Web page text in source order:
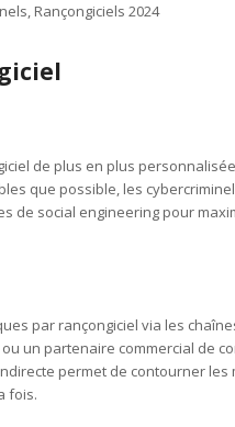
Rançongiciels 2024
de plus en plus
que possible, les
de social engineering pour
par rançongiciel via les
un partenaire commercial de
permet de contourner les
fois.